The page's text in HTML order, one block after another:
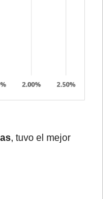
, tuvo el mejor